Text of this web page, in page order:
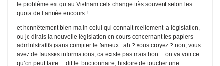
le problème est qu’au Vietnam cela change très souvent selon les
quota de l’année encours !
et honnêtement bien malin celui qui connait réellement la législation,
ou je dirais la nouvelle législation en cours concernant les papiers
administratifs (sans compter le fameux : ah ? vous croyez ? non, vous
avez de fausses informations, ca existe pas mais bon… on va voir ce
qu’on peut faire… dit le fonctionnaire, histoire de toucher une